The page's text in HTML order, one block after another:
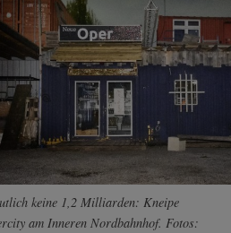
keine 1,2 Milliarden: Kneipe
am Inneren Nordbahnhof. Fotos: